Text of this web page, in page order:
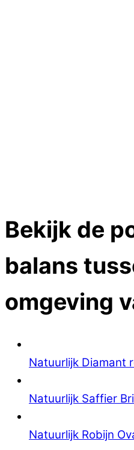
Bekijk de
balans
omgeving
Natuurlijk Diamant
Natuurlijk Saffier
Natuurlijk Robijn